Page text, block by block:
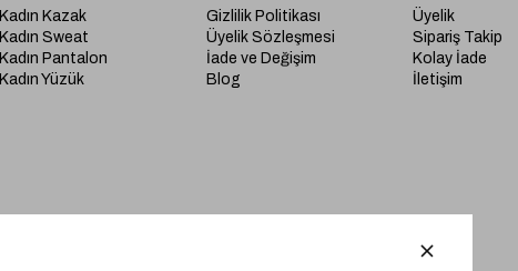
Kadın Kazak
Kadın Sweat
Kadın Pantalon
Kadın Yüzük
Gizlilik Politikası
Üyelik Sözleşmesi
İade ve Değişim
Blog
Üyelik
Sipariş Takip
Kolay İade
İletişim